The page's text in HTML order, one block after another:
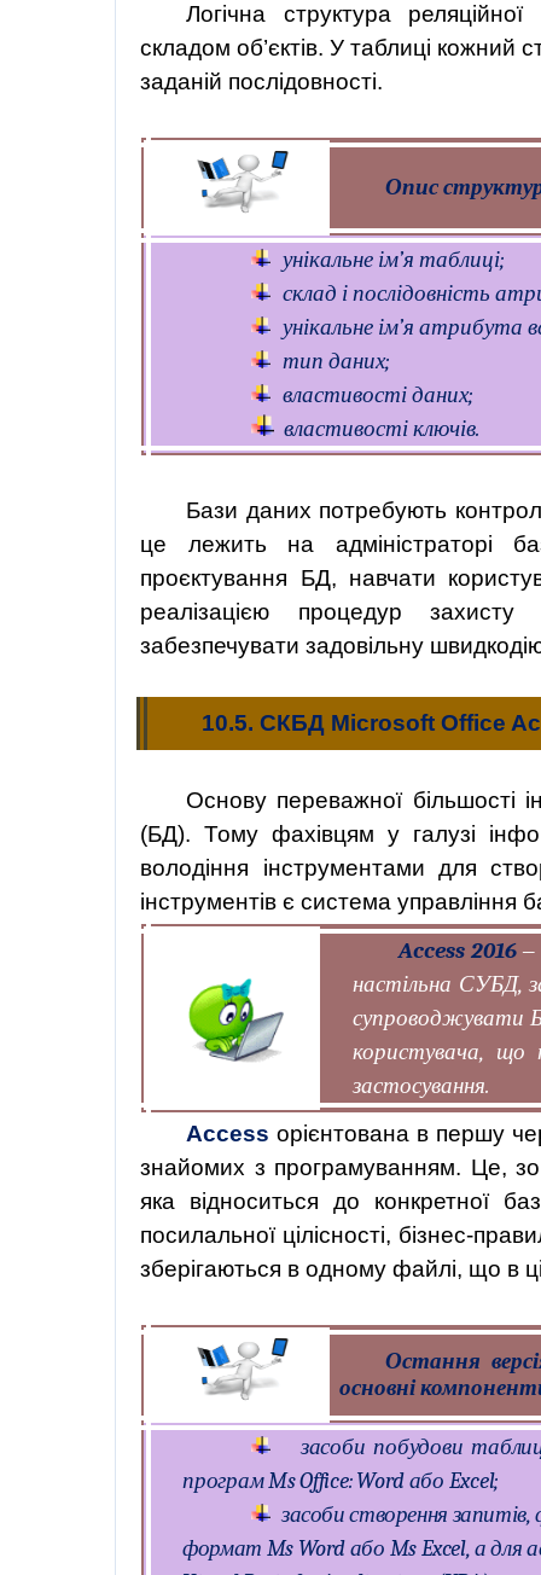
Логічна структура
складом об’єктів. У таблиці кожний
заданій послідовності.
Опис
унікальне ім’я таблиці;
склад і послідовність
унікальне ім’я атрибута
тип даних;
властивості даних;
властивості ключів.
Бази даних потребують
це лежить на адміністраторі
проєктування БД, навчати
реалізацією процедур захисту
забезпечувати задовільну
10.5. СКБД Microsoft Office
Основу переважної більшості
(БД). Тому фахівцям у галузі
володіння інструментами для
інструментів є система
Access 2016 ‒
настільна СУБД,
супроводжувати
користувача, що
застосування.
Access орієнтована в першу
знайомих з програмуванням. Це,
яка відноситься до конкретної
посилальної цілісності, бізнес-
зберігаються в одному файлі, що в
Остання
основні
засоби побудови
програмMsOffice: Wordабо Excel;
засоби створення запитів,
формат MsWordабо MsExcel, а для